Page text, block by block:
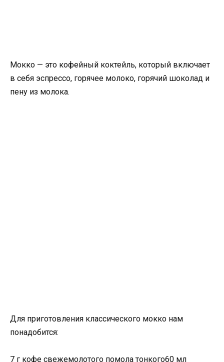
Мокко — это кофейный коктейль, который включает
в себя эспрессо, горячее молоко, горячий шоколад и
пену из молока.
Для приготовления классического мокко нам
понадобится:
7 г кофе свежемолотого помола тонкого60 мл